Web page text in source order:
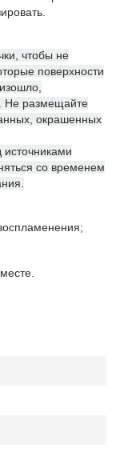
чтобы не
поверхности
Не размещайте
окрашенных
источниками
со временем